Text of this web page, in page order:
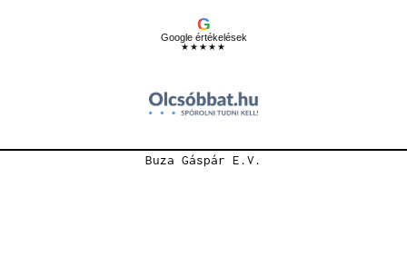
G
Google értékelések
★★★★★
Buza Gáspár E.V.